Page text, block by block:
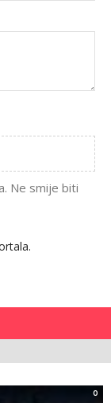
Ne smije biti
0